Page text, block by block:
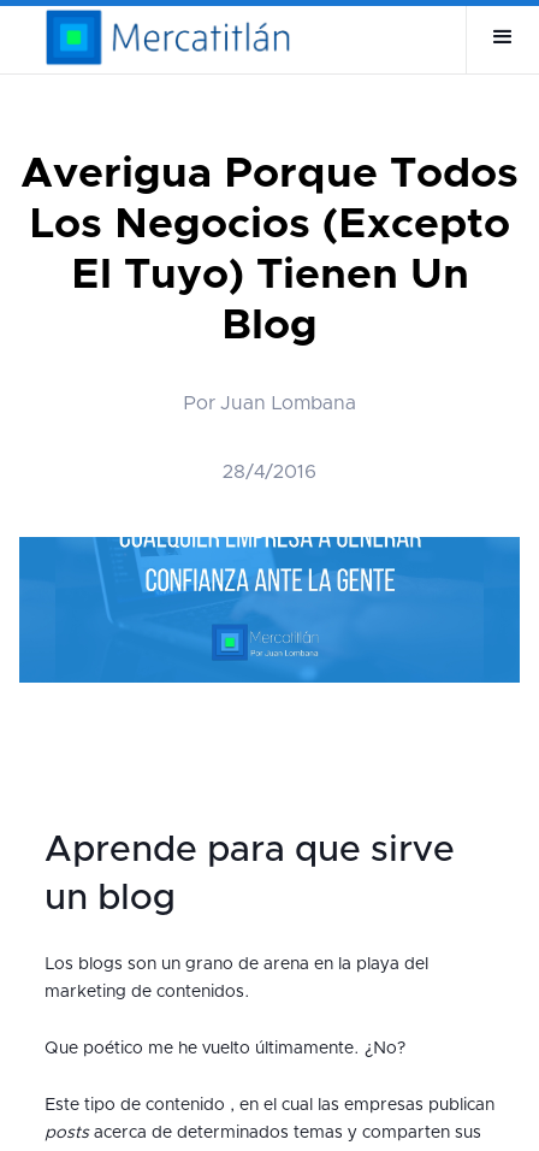
Averigua Porque Todos
Los Negocios (Excepto
El Tuyo) Tienen Un
Blog
Por Juan Lombana
28/4/2016
Aprende para que sirve
un blog
Los blogs son un grano de arena en la playa del
marketing de contenidos.
Que poético me he vuelto últimamente. ¿No?
Este tipo de contenido , en el cual las empresas publican
postsacerca de determinados temas y comparten sus